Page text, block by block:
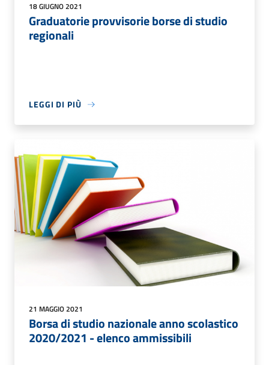
18 GIUGNO 2021
Graduatorie provvisorie borse di studio
regionali
LEGGI DI PIÙ
21 MAGGIO 2021
Borsa di studio nazionale anno scolastico
2020/2021 - elenco ammissibili